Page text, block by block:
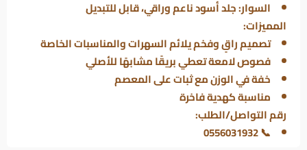
السوار: جلد أسود ناعم وراقي، قابل للتبديل
المميزات:
تصميم راقٍ وفخم يلائم السهرات والمناسبات الخاصة
فصوص لامعة تعطي بريقًا مشابهًا للأصلي
خفة في الوزن مع ثبات على المعصم
مناسبة كهدية فاخرة
رقم التواصل/الطلب:
📞 0556031932